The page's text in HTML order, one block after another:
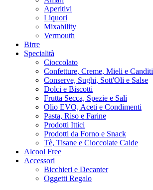
Aperitivi
Liquori
Mixability
Vermouth
Birre
Specialità
Cioccolato
Confetture, Creme, Mieli e Canditi
Conserve, Sughi, Sott'Oli e Salse
Dolci e Biscotti
Frutta Secca, Spezie e Sali
Olio EVO, Aceti e Condimenti
Pasta, Riso e Farine
Prodotti Ittici
Prodotti da Forno e Snack
Tè, Tisane e Cioccolate Calde
Alcool Free
Accessori
Bicchieri e Decanter
Oggetti Regalo